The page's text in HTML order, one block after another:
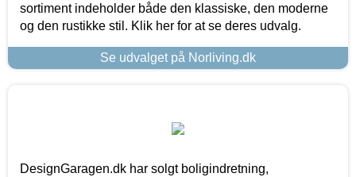
sortiment indeholder både den klassiske, den moderne
og den rustikke stil. Klik her for at se deres udvalg.
Se udvalget på Norliving.dk
DesignGaragen.dk har solgt boligindretning,